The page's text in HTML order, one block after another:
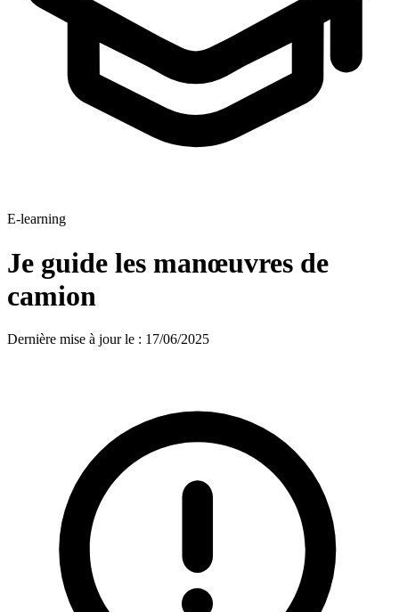
E-learning
Je guide les manœuvres de
camion
Dernière mise à jour le : 17/06/2025